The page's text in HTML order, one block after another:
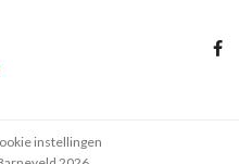
instellingen